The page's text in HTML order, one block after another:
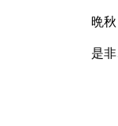
晩
是